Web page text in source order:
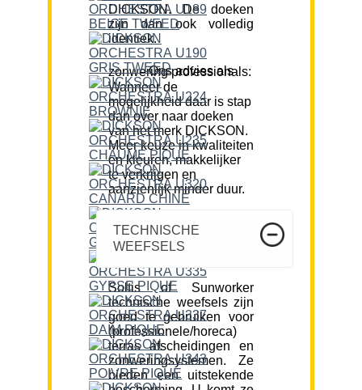
DICKSON. De doeken
zijn dan ook volledig
identiek.
Ons advies als zonwering professionals:
Wanneer de
mogelijkheid daar is stap
dan over naar doeken
van het merk DICKSON.
Meer keuze in kwaliteiten
en kleuren, makkelijker
te verkrijgen en
aanzienlijk minder duur.
TECHNISCHE
WEEFSELS
Soltis of Sunworker
technische weefsels zijn
goed te gebruiken voor
(professionele/horeca)
terras afscheidingen en
zonweringsystemen. Ze
bieden een uitstekende